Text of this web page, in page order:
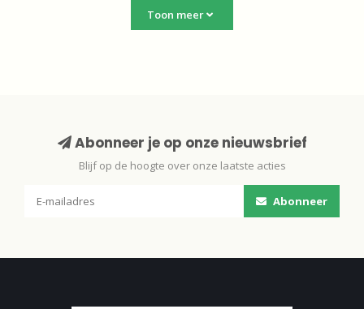
Toon meer
Abonneer je op onze nieuwsbrief
Blijf op de hoogte over onze laatste acties
Abonneer